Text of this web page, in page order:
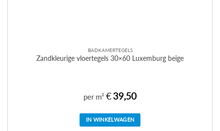
BADKAMERTEGELS
Zandkleurige vloertegels 30×60 Luxemburg beige
per m² €39,50
IN WINKELWAGEN